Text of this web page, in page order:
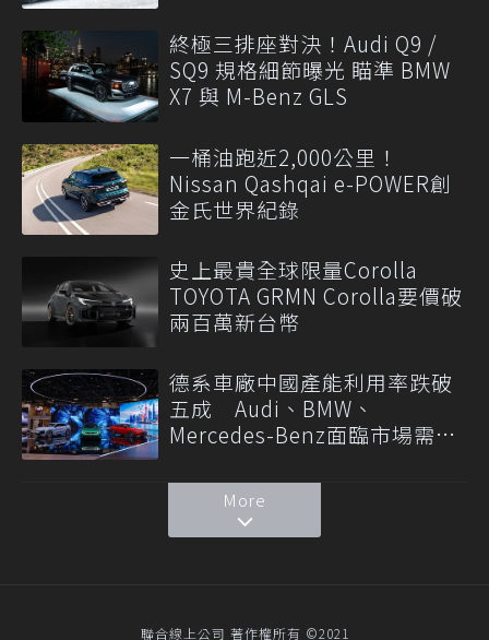
終極三排座對決！Audi Q9 /
SQ9 規格細節曝光 瞄準 BMW
X7 與 M-Benz GLS
一桶油跑近2,000公里！
Nissan Qashqai e-POWER創
金氏世界紀錄
史上最貴全球限量Corolla
TOYOTA GRMN Corolla要價破
兩百萬新台幣
德系車廠中國產能利用率跌破
五成 Audi、BMW、
Mercedes-Benz面臨市場需求
More
聯合線上公司 著作權所有 ©2021